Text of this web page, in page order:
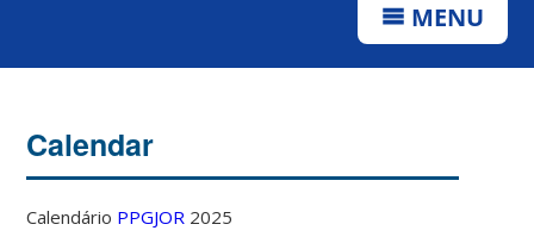
MENU
Calendar
Calendário PPGJOR 2025
04:00
05:00